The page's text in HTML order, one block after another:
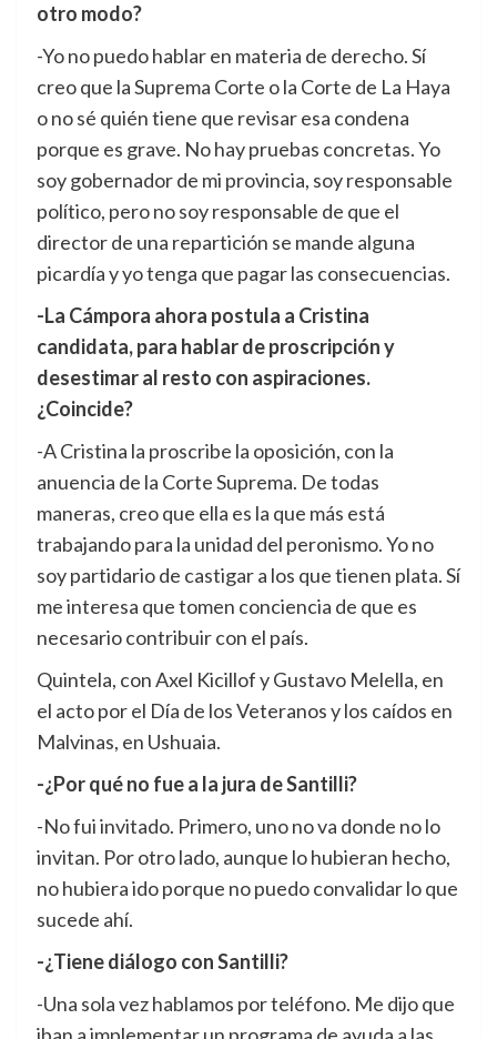
otro modo?
-Yo no puedo hablar en materia de derecho. Sí
creo que la Suprema Corte o la Corte de La Haya
o no sé quién tiene que revisar esa condena
porque es grave. No hay pruebas concretas. Yo
soy gobernador de mi provincia, soy responsable
político, pero no soy responsable de que el
director de una repartición se mande alguna
picardía y yo tenga que pagar las consecuencias.
-La Cámpora ahora postula a Cristina
candidata, para hablar de proscripción y
desestimar al resto con aspiraciones.
¿Coincide?
-A Cristina la proscribe la oposición, con la
anuencia de la Corte Suprema. De todas
maneras, creo que ella es la que más está
trabajando para la unidad del peronismo. Yo no
soy partidario de castigar a los que tienen plata. Sí
me interesa que tomen conciencia de que es
necesario contribuir con el país.
Quintela, con Axel Kicillof y Gustavo Melella, en
el acto por el Día de los Veteranos y los caídos en
Malvinas, en Ushuaia.
-¿Por qué no fue a la jura de Santilli?
-No fui invitado. Primero, uno no va donde no lo
invitan. Por otro lado, aunque lo hubieran hecho,
no hubiera ido porque no puedo convalidar lo que
sucede ahí.
-¿Tiene diálogo con Santilli?
-Una sola vez hablamos por teléfono. Me dijo que